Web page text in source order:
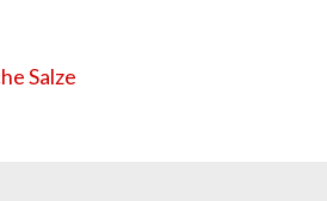
Salze